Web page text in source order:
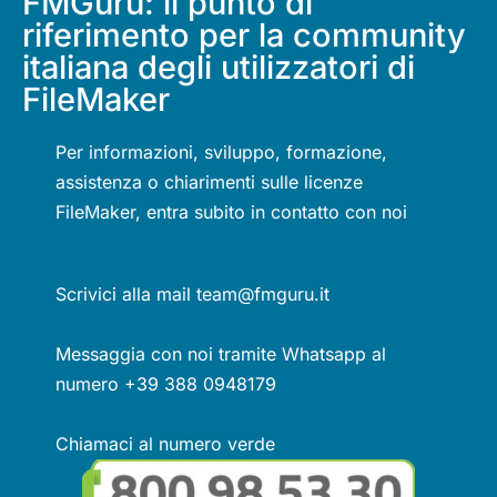
riferimento per la community
italiana degli utilizzatori di
FileMaker
Per informazioni, sviluppo, formazione,
assistenza o chiarimenti sulle licenze
FileMaker, entra subito in contatto con noi
Scrivici alla mail team@fmguru.it
Messaggia con noi tramite Whatsapp al
numero +39 388 0948179
Chiamaci al numero verde